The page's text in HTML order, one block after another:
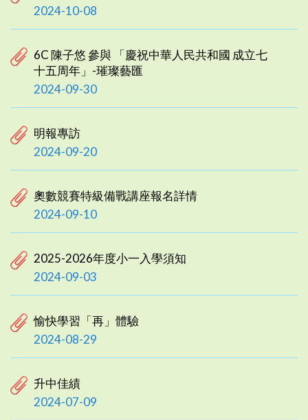
2024-10-08
6C 陳子悠 參與 「慶祝中華人民共和國 成立七
十五周年」-璀璨藝匯
2024-09-30
明報專訪
2024-09-20
奧數競賽特級備戰講座報名詳情
2024-09-10
2025-2026年度小一入學須知
2024-09-03
愉快學習「再」體驗
2024-08-29
升中佳績
2024-07-09